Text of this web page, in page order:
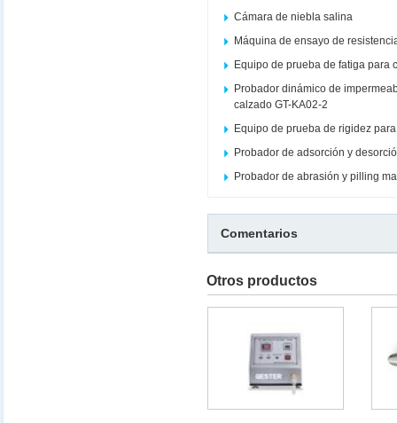
Cámara de niebla salina
Máquina de ensayo de
Equipo de prueba de fatiga para
Probador dinámico de
calzado GT-KA02-2
Equipo de prueba de rigidez
Probador de adsorción y
Probador de abrasión y pilling
Comentarios
Otros productos